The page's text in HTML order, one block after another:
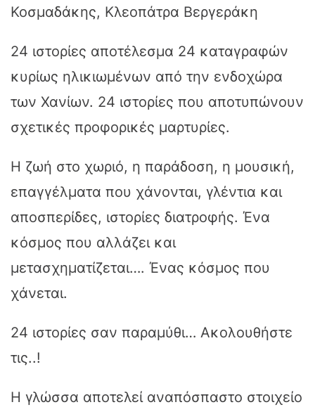
Κοσμαδάκης, Κλεοπάτρα Βεργεράκη
24 ιστορίες αποτέλεσμα 24 καταγραφών
κυρίως ηλικιωμένων από την ενδοχώρα
των Χανίων. 24 ιστορίες που αποτυπώνουν
σχετικές προφορικές μαρτυρίες.
Η ζωή στο χωριό, η παράδοση, η μουσική,
επαγγέλματα που χάνονται, γλέντια και
αποσπερίδες, ιστορίες διατροφής. Ένα
κόσμος που αλλάζει και
μετασχηματίζεται…. Ένας κόσμος που
χάνεται.
24 ιστορίες σαν παραμύθι… Ακολουθήστε
τις..!
Η γλώσσα αποτελεί αναπόσπαστο στοιχείο